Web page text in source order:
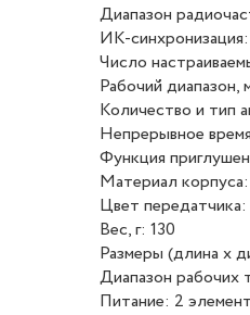
Диапазон
ИК-
Число
Рабочий диапазон,
Количество и тип
Непрерывное
Функция
Материал
Цвет
Вес, г: 130
Размеры (длина х
Диапазон рабочих
Питание: 2